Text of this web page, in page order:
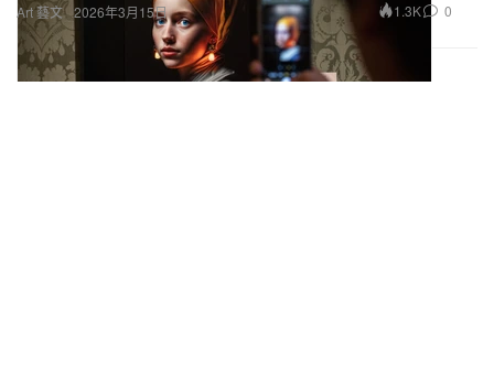
Art 藝文 2026年3月15日 1.3K 0